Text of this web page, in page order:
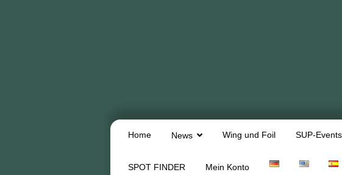
Home News Wing und Foil SUP-Events
SPOT FINDER Mein Konto